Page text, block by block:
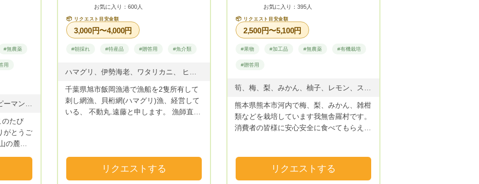
#無農薬
用
のたび
がとうご
の麓に
。 安
だわって
お気に入り：600人
📦 リクエスト目安金額
3,000円〜4,000円
#朝採れ #特産品 #贈答用 #魚介類
千葉県旭市飯岡漁港で漁船を2隻所有して
刺し網漁、貝桁網(ハマグリ)漁、経営して
いる、 不動丸.遠藤と申します。 漁師直
生簀で活かし込んでから発送する場合もあ
ります。活魚を発送する際には、活け〆、
血抜き、神経抜きしてから氷に詰めて発送
リクエストする
お気に入り：395人
📦 リクエスト目安金額
2,500円〜5,100円
#果物 #加工品 #無農薬 #有機栽培
#贈答用
熊本県熊本市河内で梅、梨、みかん、雑柑
類などを栽培しています我無舎羅村です。
消費者の皆様に安心安全に食べてもらえる
リクエストする